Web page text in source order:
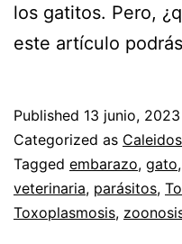
los gatitos. Pero,
este artículo
Published 13 junio, 2023
Categorized as
Tagged embarazo, gato,
veterinaria, parásitos,
Toxoplasmosis,